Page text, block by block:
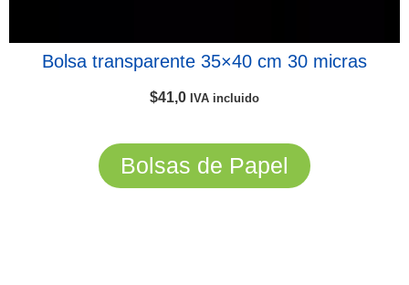
Bolsa transparente 35×40 cm 30 micras
$41,0 IVA incluido
Bolsas de Papel